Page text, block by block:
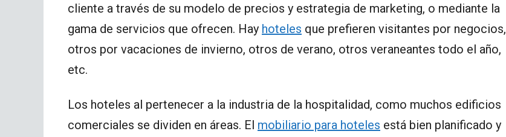
cliente a través de su modelo de precios y estrategia de marketing, o mediante la
gama de servicios que ofrecen. Hay hoteles que prefieren visitantes por negocios,
otros por vacaciones de invierno, otros de verano, otros veraneantes todo el año,
etc.
Los hoteles al pertenecer a la industria de la hospitalidad, como muchos edificios
comerciales se dividen en áreas. El mobiliario para hoteles está bien planificado y